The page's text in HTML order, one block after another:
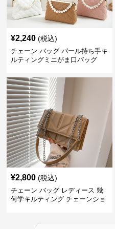
¥2,240 (税込)
チェーン バッグ パール持ち手キ
ルティングミニがま口バッグ
¥2,800 (税込)
チェーン バッグ レディース 幾
何学キルティング チェーンショ